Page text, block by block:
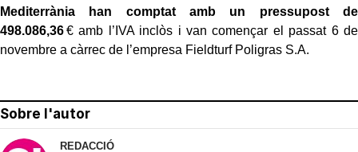
Mediterrània han comptat amb un pressupost de
498.086,36€ amb l’IVA inclòs i van començar el passat 6 de
novembre a càrrec de l’empresa Fieldturf Poligras S.A.
Sobre l'autor
REDACCIÓ